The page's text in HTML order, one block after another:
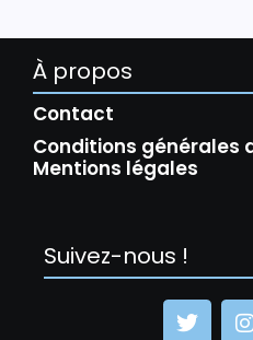
À propos
Contact
Conditions générales
Mentions légales
Suivez-nous !